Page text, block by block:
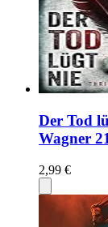
Der Tod
Wagner
2,99 €